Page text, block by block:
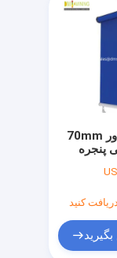
کنترل از راه دور 70mm
پنجره
کنید